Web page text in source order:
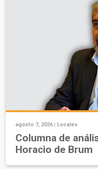
agosto 7, 2026 | Locales
Columna de
Horacio de Brum